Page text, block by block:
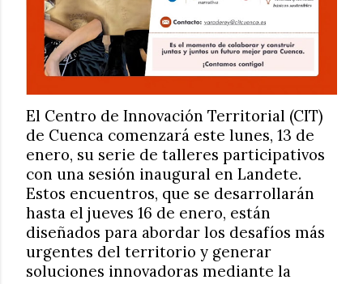
El Centro de Innovación Territorial (CIT)
de Cuenca comenzará este lunes, 13 de
enero, su serie de talleres participativos
con una sesión inaugural en Landete.
Estos encuentros, que se desarrollarán
hasta el jueves 16 de enero, están
diseñados para abordar los desafíos más
urgentes del territorio y generar
soluciones innovadoras mediante la